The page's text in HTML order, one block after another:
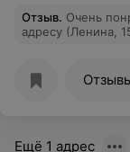
Отзыв. Очень
адресу (Ленина, 15, г.
приятно
Ещё 1 адрес